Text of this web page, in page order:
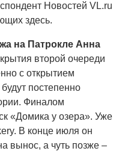
Новостей VL.ru
здесь.
на Патрокле Анна
второй очереди
с открытием
постепенно
Финалом
«Домика у озера». Уже
В конце июля он
вынос, а чуть позже –